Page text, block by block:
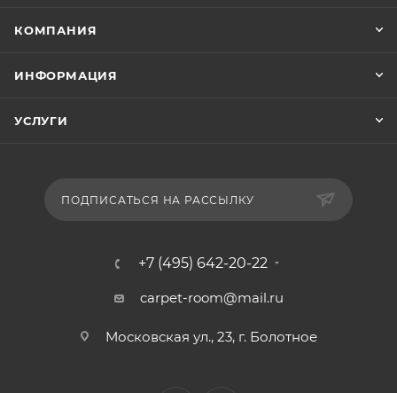
КОМПАНИЯ
ИНФОРМАЦИЯ
УСЛУГИ
ПОДПИСАТЬСЯ НА РАССЫЛКУ
+7 (495) 642-20-22
carpet-room@mail.ru
Московская ул., 23, г. Болотное